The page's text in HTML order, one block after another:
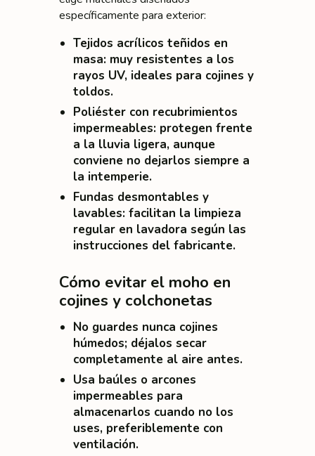
específicamente para exterior:
Tejidos acrílicos teñidos en
masa: muy resistentes a los
rayos UV, ideales para cojines y
toldos.
Poliéster con recubrimientos
impermeables: protegen frente
a la lluvia ligera, aunque
conviene no dejarlos siempre a
la intemperie.
Fundas desmontables y
lavables: facilitan la limpieza
regular en lavadora según las
instrucciones del fabricante.
Cómo evitar el moho en
cojines y colchonetas
No guardes nunca cojines
húmedos; déjalos secar
completamente al aire antes.
Usa baúles o arcones
impermeables para
almacenarlos cuando no los
uses, preferiblemente con
ventilación.